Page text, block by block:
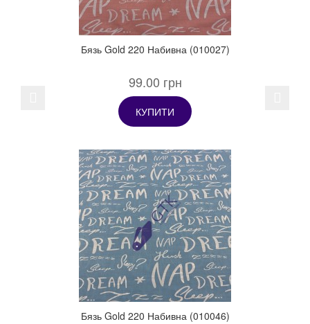
Бязь Gold 220 Набивна (010027)
99.00 грн
КУПИТИ
Бязь Gold 220 Набивна (010046)